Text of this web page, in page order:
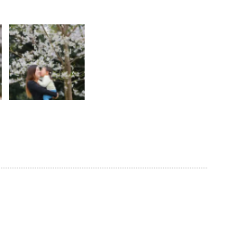
ていただいた写真と見比べると本
ます。
がとうございました(^^)
す！